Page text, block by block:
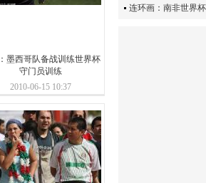
墨西哥队备战训练世界杯
守门员训练
2010-06-15 10:37
连环画：南非世界